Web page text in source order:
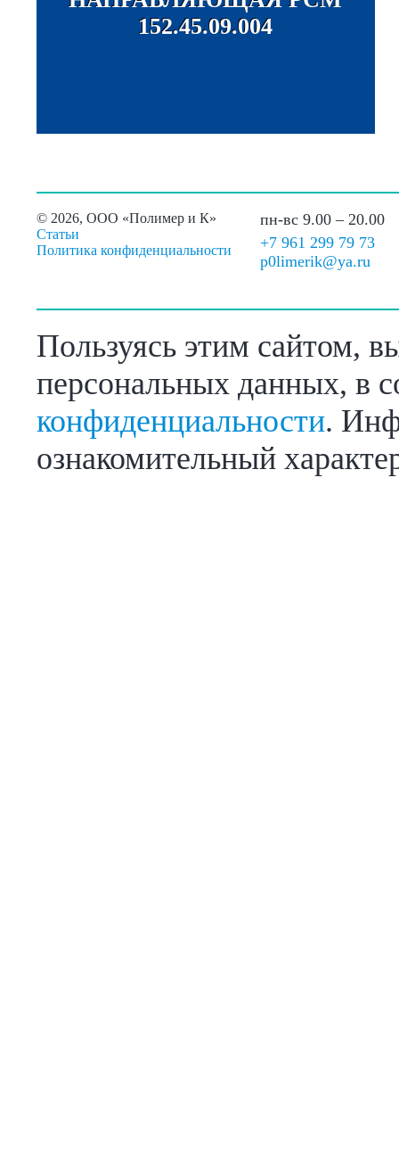
152.45.09.004
©2026, ООО «Полимер и К»
Статьи
Политика конфиденциальности
пн-вс 9.00 – 20.00
+7 961 299 79 73
p0limerik@ya.ru
Пользуясь этим сайтом,
персональных данных, в
конфиденциальности.
ознакомительный